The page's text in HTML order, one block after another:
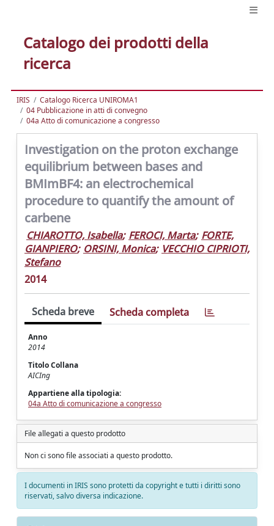
Catalogo dei prodotti della
ricerca
IRIS
Catalogo Ricerca UNIROMA1
04 Pubblicazione in atti di convegno
04a Atto di comunicazione a congresso
Investigation on the proton exchange
equilibrium between bases and
BMImBF4: an electrochemical
procedure to quantify the amount of
carbene
CHIAROTTO, Isabella; FEROCI, Marta; FORTE,
GIANPIERO; ORSINI, Monica; VECCHIO CIPRIOTI,
Stefano
2014
Scheda breve Scheda completa
Anno
2014
Titolo Collana
AICIng
Appartiene alla tipologia:
04a Atto di comunicazione a congresso
File allegati a questo prodotto
Non ci sono file associati a questo prodotto.
I documenti in IRIS sono protetti da copyright e tutti i diritti sono
riservati, salvo diversa indicazione.